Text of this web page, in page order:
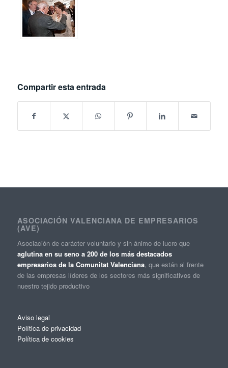
Compartir esta entrada
ASOCIACIÓN VALENCIANA DE EMPRESARIOS
(AVE)
Asociación de carácter voluntario y sin ánimo de lucro que
aglutina en su seno a 200 de los más destacados
empresarios de la Comunitat Valenciana, que están al frente
de las empresas líderes de los sectores más significativos de
nuestro tejido productivo
Aviso legal
Política de privacidad
Política de cookies